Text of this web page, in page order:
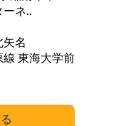
ーネ..
矢名
線 東海大学前